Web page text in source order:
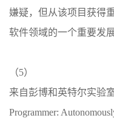
嫌疑，但从该项目获得
软件领域的一个重要发展
（5）
来自彭博和英特尔实验
Programmer: